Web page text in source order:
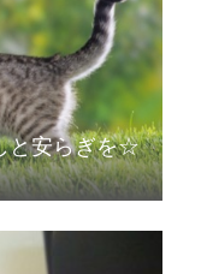
と安らぎを☆